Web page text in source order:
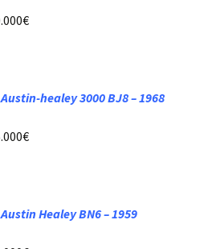
Austin-healey 3000 BJ8 – 1968
Austin Healey BN6 – 1959